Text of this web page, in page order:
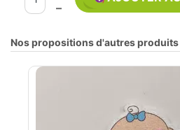
–
Nos propositions d'autres produits